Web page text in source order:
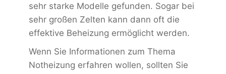
sehr starke Modelle gefunden. Sogar bei
sehr großen Zelten kann dann oft die
effektive Beheizung ermöglicht werden.
Wenn Sie Informationen zum Thema
Notheizung erfahren wollen, sollten Sie